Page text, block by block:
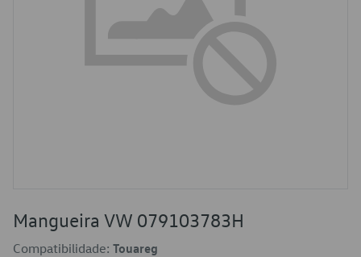
Mangueira VW 079103783H
Compatibilidade: Touareg